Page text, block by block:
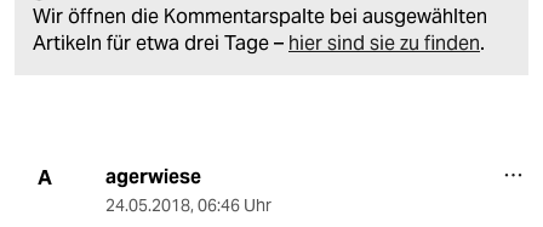
Wir öffnen die Kommentarspalte bei ausgewählten
Artikeln für etwa drei Tage – hier sind sie zu finden.
A agerwiese
24.05.2018, 06:46 Uhr